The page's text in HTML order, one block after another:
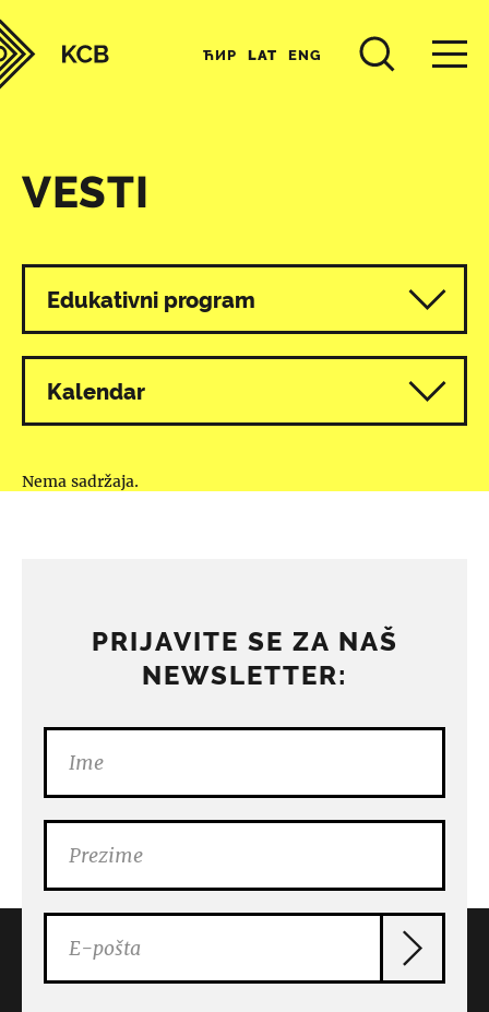
ЋИР LAT ENG
VESTI
Svi programi
Edukativni program
Kalendar
Nema sadržaja.
PRIJAVITE SE ZA NAŠ
NEWSLETTER: